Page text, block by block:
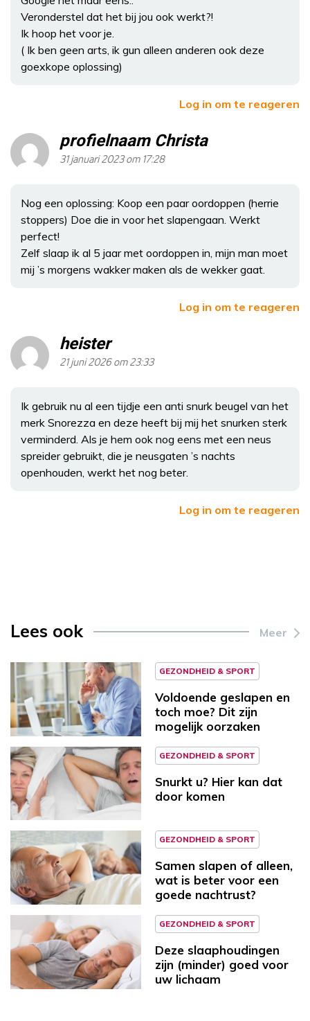
Veronderstel dat het bij jou ook werkt?!
Ik hoop het voor je.
( Ik ben geen arts, ik gun alleen anderen ook deze
goexkope oplossing)
Log in om te reageren
profielnaam Christa
31 januari 2023 om 17:28
Nog een oplossing: Koop een paar oordoppen (herrie
stoppers) Doe die in voor het slapengaan. Werkt
perfect!
Zelf slaap ik al 5 jaar met oordoppen in, mijn man moet
mij ’s morgens wakker maken als de wekker gaat.
Log in om te reageren
heister
21 juni 2026 om 23:33
Ik gebruik nu al een tijdje een anti snurk beugel van het
merk Snorezza en deze heeft bij mij het snurken sterk
verminderd. Als je hem ook nog eens met een neus
spreider gebruikt, die je neusgaten ’s nachts
openhouden, werkt het nog beter.
Log in om te reageren
Lees ook Meer
GEZONDHEID & SPORT
Voldoende geslapen en
toch moe? Dit zijn
mogelijk oorzaken
GEZONDHEID & SPORT
Snurkt u? Hier kan dat
door komen
GEZONDHEID & SPORT
Samen slapen of alleen,
wat is beter voor een
goede nachtrust?
GEZONDHEID & SPORT
Deze slaaphoudingen
zijn (minder) goed voor
uw lichaam